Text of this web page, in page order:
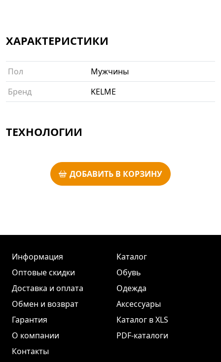
ХАРАКТЕРИСТИКИ
Пол
Мужчины
Бренд
KELME
ТЕХНОЛОГИИ
ДОБАВИТЬ В КОРЗИНУ
Информация
Оптовые скидки
Доставка и оплата
Обмен и возврат
Гарантия
О компании
Контакты
Каталог
Обувь
Одежда
Аксессуары
Каталог в XLS
PDF-каталоги